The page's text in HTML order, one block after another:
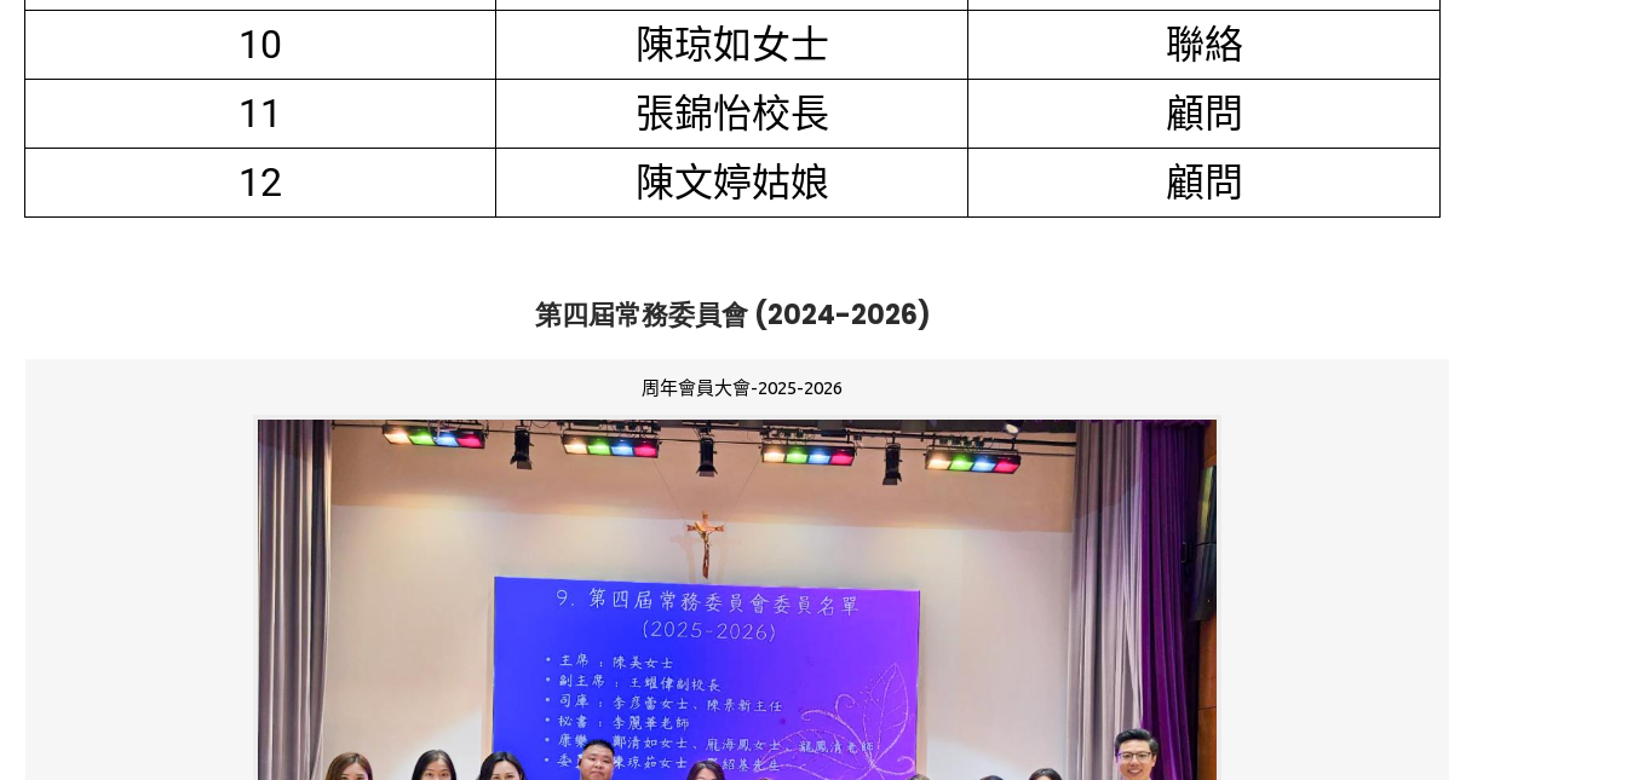
10
陳琼如女士
聯絡
11
張錦怡校長
顧問
12
陳文婷姑娘 顧問
第四屆常務委員會 (2024-2026)
周年會員大會-2025-2026